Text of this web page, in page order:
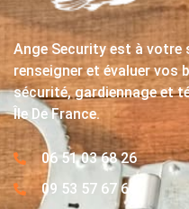
Ange Security est à votre
renseigner et évaluer vos
sécurité, gardiennage et
Île De France.
06 51 03 68 26
09 53 57 67 63